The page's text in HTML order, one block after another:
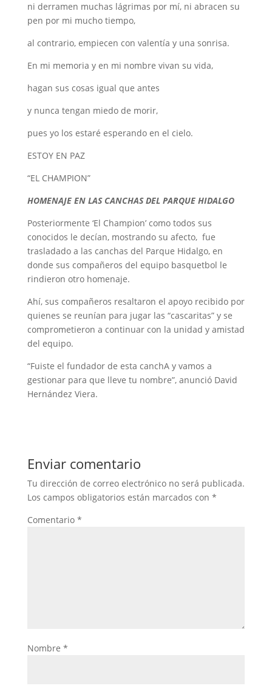
ni derramen muchas lágrimas por mí, ni abracen su
pen por mi mucho tiempo,
al contrario, empiecen con valentía y una sonrisa.
En mi memoria y en mi nombre vivan su vida,
hagan sus cosas igual que antes
y nunca tengan miedo de morir,
pues yo los estaré esperando en el cielo.
ESTOY EN PAZ
“EL CHAMPION”
HOMENAJE EN LAS CANCHAS DEL PARQUE HIDALGO
Posteriormente ‘El Champion’ como todos sus
conocidos le decían, mostrando su afecto, fue
trasladado a las canchas del Parque Hidalgo, en
donde sus compañeros del equipo basquetbol le
rindieron otro homenaje.
Ahí, sus compañeros resaltaron el apoyo recibido por
quienes se reunían para jugar las “cascaritas” y se
comprometieron a continuar con la unidad y amistad
del equipo.
“Fuiste el fundador de esta canchA y vamos a
gestionar para que lleve tu nombre”, anunció David
Hernández Viera.
Enviar comentario
Tu dirección de correo electrónico no será publicada.
Los campos obligatorios están marcados con *
Comentario *
Nombre *